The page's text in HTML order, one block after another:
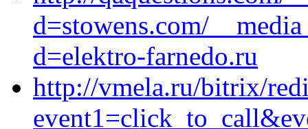
d=stowens.com/
d=elektro-farnedo.ru
http://vmela.ru/bitrix/